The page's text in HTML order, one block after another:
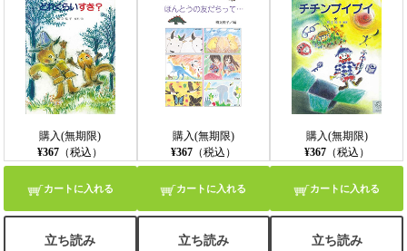
購入(無期限)
¥367 （税込）
カートに入れる
立ち読み
購入(無期限)
¥367（税込）
カートに入れる
立ち読み
購入(無期限)
¥367（税込）
カートに入れる
立ち読み